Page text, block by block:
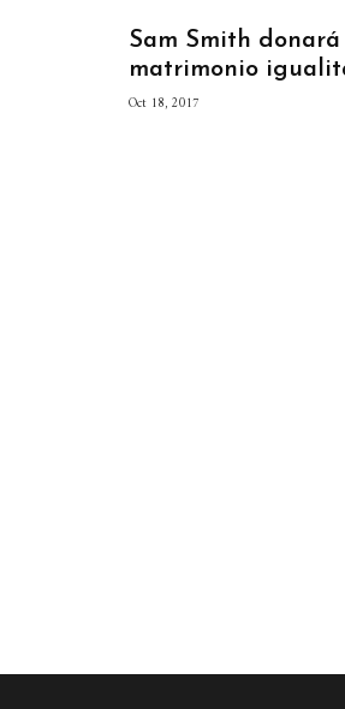
Sam Smith
matrimonio
Oct 18, 2017